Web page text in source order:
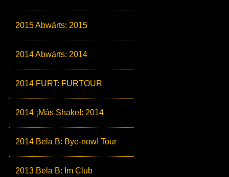
2015 Abwärts: 2015
2014 Abwärts: 2014
2014 FURT: FURTOUR
2014 ¡Más Shake!: 2014
2014 Bela B: Bye-now! Tour
2013 Bela B: Im Club